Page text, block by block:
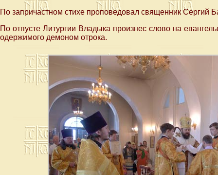
По запричастном стихе проповедовал священник Сергий
По отпусте Литургии Владыка произнес слово на
одержимого демоном отрока.